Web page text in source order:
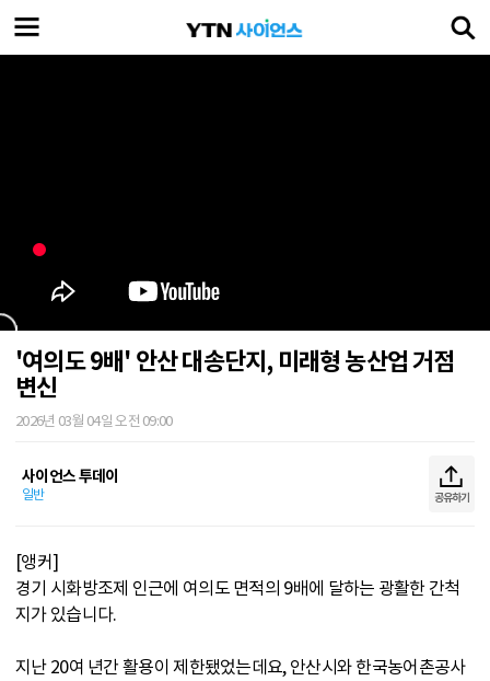
'여의도 9배' 안산 대송단지, 미래형 농산업 거점
변신
2026년 03월 04일 오전 09:00
사이언스 투데이
일반 공유하기
[앵커]
경기 시화방조제 인근에 여의도 면적의 9배에 달하는 광활한 간척
지가 있습니다.
지난 20여 년간 활용이 제한됐었는데요, 안산시와 한국농어촌공사